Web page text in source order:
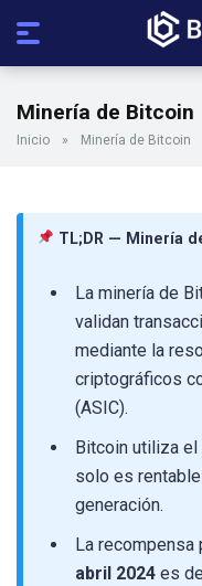
Minería de Bitcoin
Inicio » Minería de Bitcoin
TL;DR — Minería
La minería de
validan
mediante la
criptográficos
(ASIC).
Bitcoin utiliza
solo es
generación.
La recompensa
abril 2024 es de